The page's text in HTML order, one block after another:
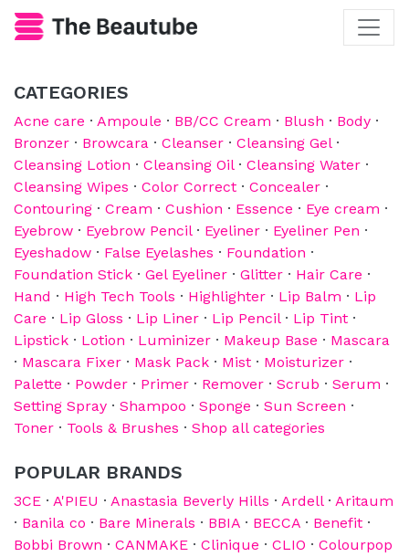
CATEGORIES
Acne care · Ampoule · BB/CC Cream · Blush · Body ·
Bronzer · Browcara · Cleanser · Cleansing Gel·
Cleansing Lotion · Cleansing Oil· Cleansing Water ·
Cleansing Wipes · Color Correct · Concealer ·
Contouring · Cream · Cushion · Essence · Eye cream ·
Eyebrow · Eyebrow Pencil· Eyeliner · Eyeliner Pen ·
Eyeshadow · False Eyelashes · Foundation ·
Foundation Stick · Gel Eyeliner · Glitter · Hair Care ·
Hand · High Tech Tools · Highlighter · Lip Balm · Lip
Care · Lip Gloss · Lip Liner · Lip Pencil· Lip Tint ·
Lipstick · Lotion · Luminizer · Makeup Base · Mascara
· Mascara Fixer · Mask Pack · Mist · Moisturizer ·
Palette · Powder · Primer · Remover · Scrub · Serum ·
Setting Spray · Shampoo · Sponge · Sun Screen ·
Toner · Tools & Brushes · Shop all categories
POPULAR BRANDS
3CE · A'PIEU · Anastasia Beverly Hills · Ardell· Aritaum
· Banila co · Bare Minerals · BBIA · BECCA · Benefit ·
Bobbi Brown · CANMAKE · Clinique · CLIO · Colourpop